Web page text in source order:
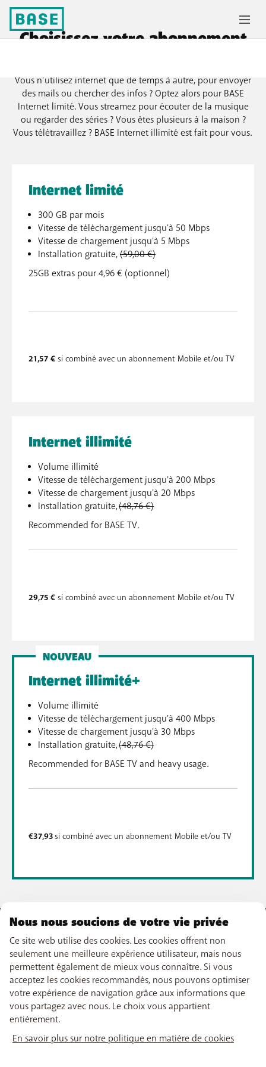
Choisissez votre abonnement
Vous n’utilisez internet que de temps à autre, pour envoyer
des mails ou chercher des infos ? Optez alors pour BASE
Internet limité. Vous streamez pour écouter de la musique
ou regarder des séries ? Vous êtes plusieurs à la maison ?
Vous télétravaillez ? BASE Internet illimité est fait pour vous.
Internet limité
300 GB par mois
Vitesse de téléchargement jusqu'à 50 Mbps
Vitesse de chargement jusqu'à 5 Mbps
Installation gratuite, (59,00 €)
25GB extras pour 4,96 € (optionnel)
21,57 € si combiné avec un abonnement Mobile et/ou TV
Internet illimité
Volume illimité
Vitesse de téléchargement jusqu'à 200 Mbps
Vitesse de chargement jusqu'à 20 Mbps
Installation gratuite,(48,76 €)
Recommended for BASE TV.
29,75 € si combiné avec un abonnement Mobile et/ou TV
NOUVEAU
Internet illimité+
Volume illimité
Vitesse de téléchargement jusqu'à 400 Mbps
Vitesse de chargement jusqu'à 30 Mbps
Installation gratuite,(48,76 €)
Recommended for BASE TV and heavy usage.
€37,93si combiné avec un abonnement Mobile et/ou TV
NOTRE OFFRE
Abonnements GSM
Smartphones
Internet
TV
Combiner
Boosters wifi
Tadaam
NOS SERVICES
eSIM
Free Data Day
limite hors abonnement
Réseau
SUPPORT
Aide & Contact
My BASE
LIENS UTILES
Nous nous soucions de votre vie privée
Ce site web utilise des cookies. Les cookies offrent non
seulement une meilleure expérience utilisateur, mais nous
permettent également de mieux vous connaître. Si vous
acceptez les cookies recommandés, nous pouvons optimiser
votre expérience de navigation grâce aux informations que
vous partagez avec nous. Le choix vous appartient
entièrement.
En savoir plus sur notre politique en matière de cookies